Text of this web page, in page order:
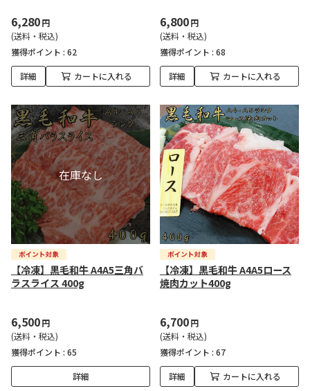
6,280円
(送料・税込)
獲得ポイント : 62
詳細 カートに入れる
6,800円
(送料・税込)
獲得ポイント : 68
詳細 カートに入れる
【冷凍】黒毛和牛 A4A5三角バ
ラスライス 400g
6,500円
(送料・税込)
獲得ポイント : 65
詳細
【冷凍】黒毛和牛 A4A5ロース
焼肉カット400g
6,700円
(送料・税込)
獲得ポイント : 67
詳細 カートに入れる